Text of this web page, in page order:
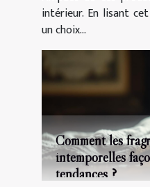
intérieur. En lisant
un choix...
Comment les
intemporelles
tendances ?